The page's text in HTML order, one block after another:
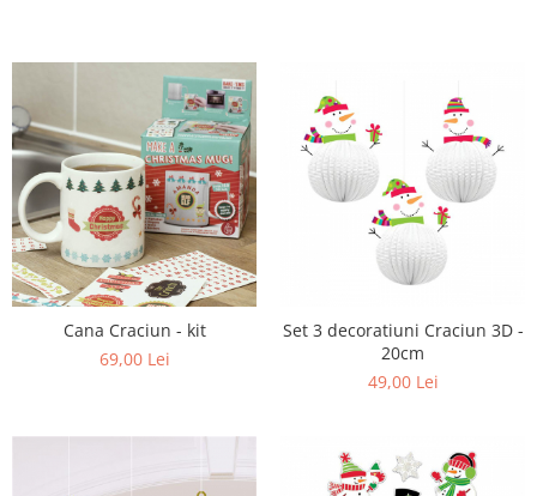
Cana Craciun - kit
69,00 Lei
Set 3 decoratiuni Craciun 3D -
20cm
49,00 Lei